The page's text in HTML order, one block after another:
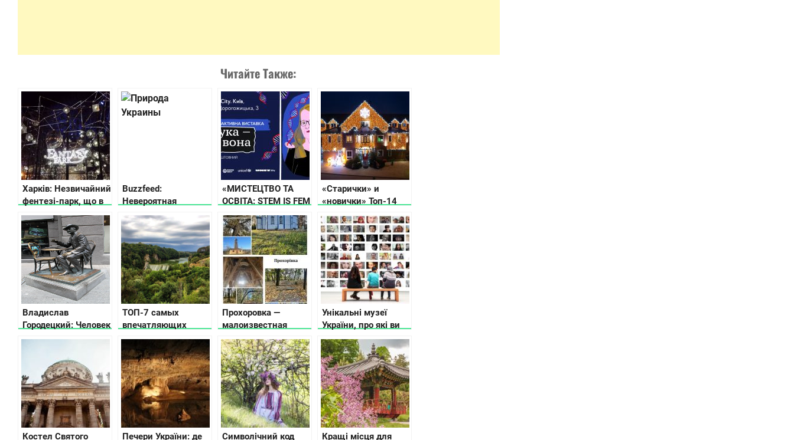
Читайте Также:
Харків: Незвичайний
фентезі-парк, що в
ньому дивовижного?
Buzzfeed:
Невероятная
Украина
«МИСТЕЦТВО ТА
ОСВІТА: STEM IS FEM
ВІДКРИВАЄ
ВИСТАВКУ «НАУКА
– ЦЕ ВОНА» В
UNIT.City
«Старички» и
«новички» Топ-14
новогодних локаций
в Киеве и области
Владислав
Городецкий: Человек
из «дома с
ТОП-7 самых
впечатляющих
каньонов Украины
Прохоровка —
малоизвестная
жемчужина
Черкасской области,
что посмотреть
Унікальні музеї
України, про які ви
не чули
Костел Святого Печери України: де Символічний код Кращі місця для